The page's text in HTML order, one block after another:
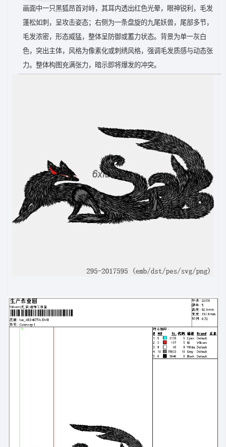
画面中一只黑狐昂首对峙，其耳内透出红色光晕，眼神锐利，毛发
蓬松如刺，呈攻击姿态；右侧为一条盘旋的九尾妖兽，尾部多节，
毛发浓密，形态威猛，整体呈防御或蓄力状态。背景为单一灰白
色，突出主体，风格为像素化或刺绣风格，强调毛发质感与动态张
力。整体构图充满张力，暗示即将爆发的冲突。